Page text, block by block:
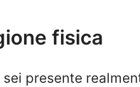
fisica
presente